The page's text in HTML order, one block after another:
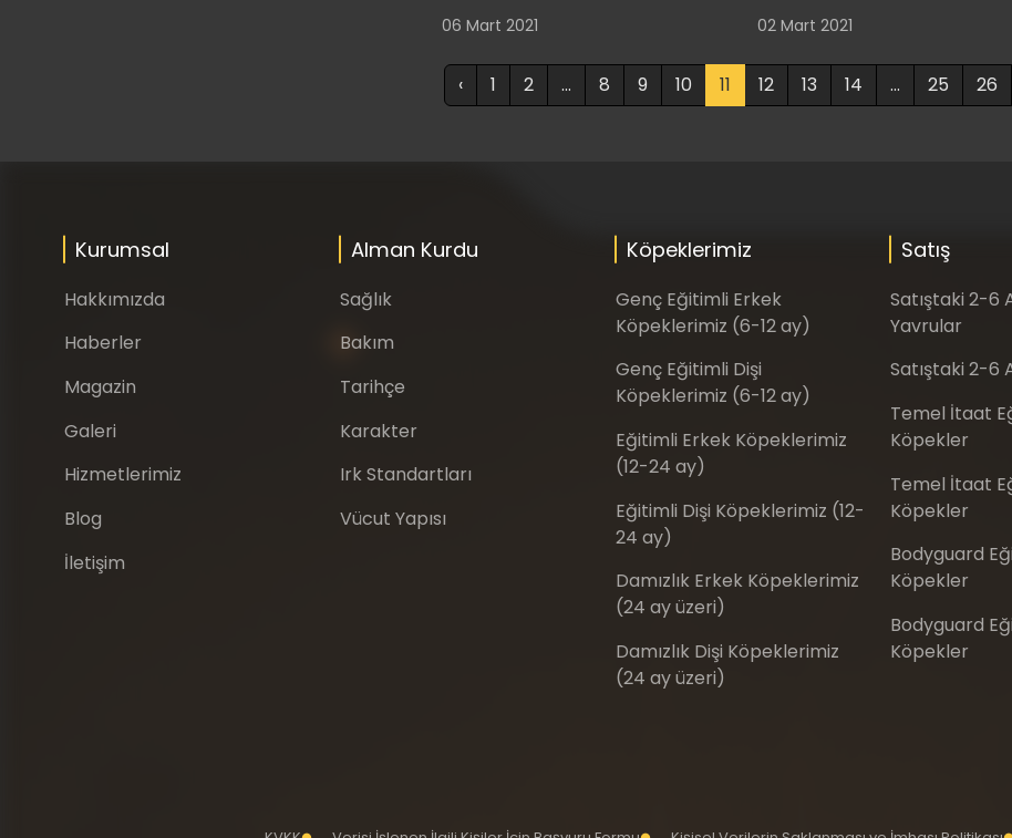
06 Mart 2021 02 Mart 2021
‹ 1 2 ... 8 9 10 11 12 13 14 ... 25 26
Kurumsal
Hakkımızda
Haberler
Magazin
Galeri
Hizmetlerimiz
Blog
İletişim
Alman Kurdu
Sağlık
Bakım
Tarihçe
Karakter
Irk Standartları
Vücut Yapısı
Köpeklerimiz
Genç Eğitimli Erkek
Köpeklerimiz (6-12 ay)
Genç Eğitimli Dişi
Köpeklerimiz (6-12 ay)
Eğitimli Erkek Köpeklerimiz
(12-24 ay)
Eğitimli Dişi Köpeklerimiz (12-
24 ay)
Damızlık Erkek Köpeklerimiz
(24 ay üzeri)
Damızlık Dişi Köpeklerimiz
(24 ay üzeri)
Satış
Satıştaki 2-6
Yavrular
Satıştaki 2-6
Temel İtaat
Köpekler
Temel İtaat
Köpekler
Bodyguard
Köpekler
Bodyguard
Köpekler